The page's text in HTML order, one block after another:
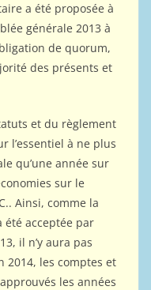
a été proposée à
générale 2013 à
de quorum,
des présents et
et du règlement
l’essentiel à ne plus
qu’une année sur
sur le
Ainsi, comme la
acceptée par
il n’y aura pas
2014, les comptes et
les années